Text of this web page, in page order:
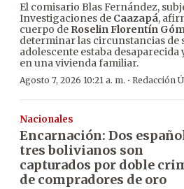
El comisario Blas Fernández,
Investigaciones de Caazapá,
cuerpo de Roselin Florentín
determinar las circunstancias de
adolescente estaba
en una vivienda familiar.
Agosto 7, 2026 10:21 a. m. · Redacción
Nacionales
Encarnación: Dos
tres bolivianos son
capturados por doble
de compradores de oro